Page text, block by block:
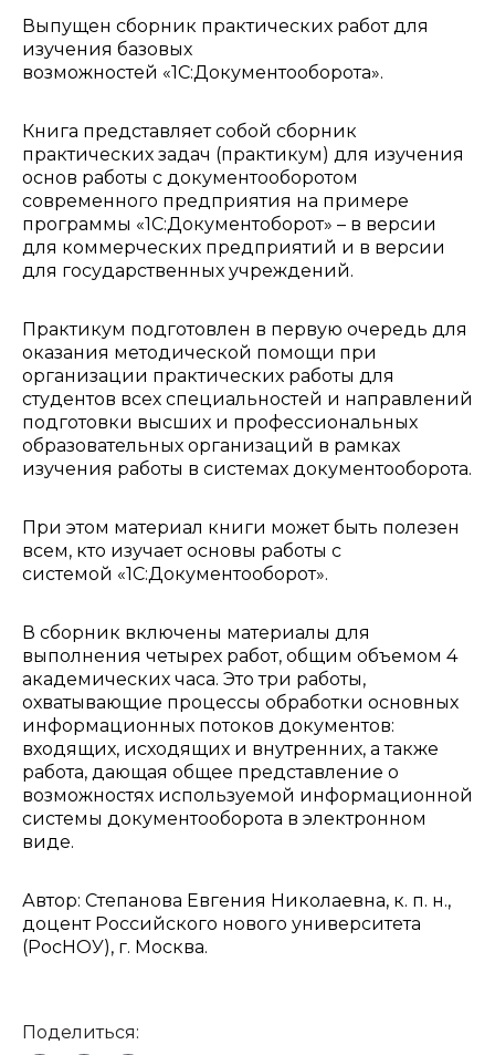
Выпущен сборник практических работ для
изучения базовых
возможностей «1С:Документооборота».
Книга представляет собой сборник
практических задач (практикум) для изучения
основ работы с документооборотом
современного предприятия на примере
программы «1С:Документоборот» – в версии
для коммерческих предприятий и в версии
для государственных учреждений.
Практикум подготовлен в первую очередь для
оказания методической помощи при
организации практических работы для
студентов всех специальностей и направлений
подготовки высших и профессиональных
образовательных организаций в рамках
изучения работы в системах документооборота.
При этом материал книги может быть полезен
всем, кто изучает основы работы с
системой «1С:Документооборот».
В сборник включены материалы для
выполнения четырех работ, общим объемом 4
академических часа. Это три работы,
охватывающие процессы обработки основных
информационных потоков документов:
входящих, исходящих и внутренних, а также
работа, дающая общее представление о
возможностях используемой информационной
системы документооборота в электронном
виде.
Автор: Степанова Евгения Николаевна, к. п. н.,
доцент Российского нового университета
(РосНОУ), г. Москва.
Поделиться: